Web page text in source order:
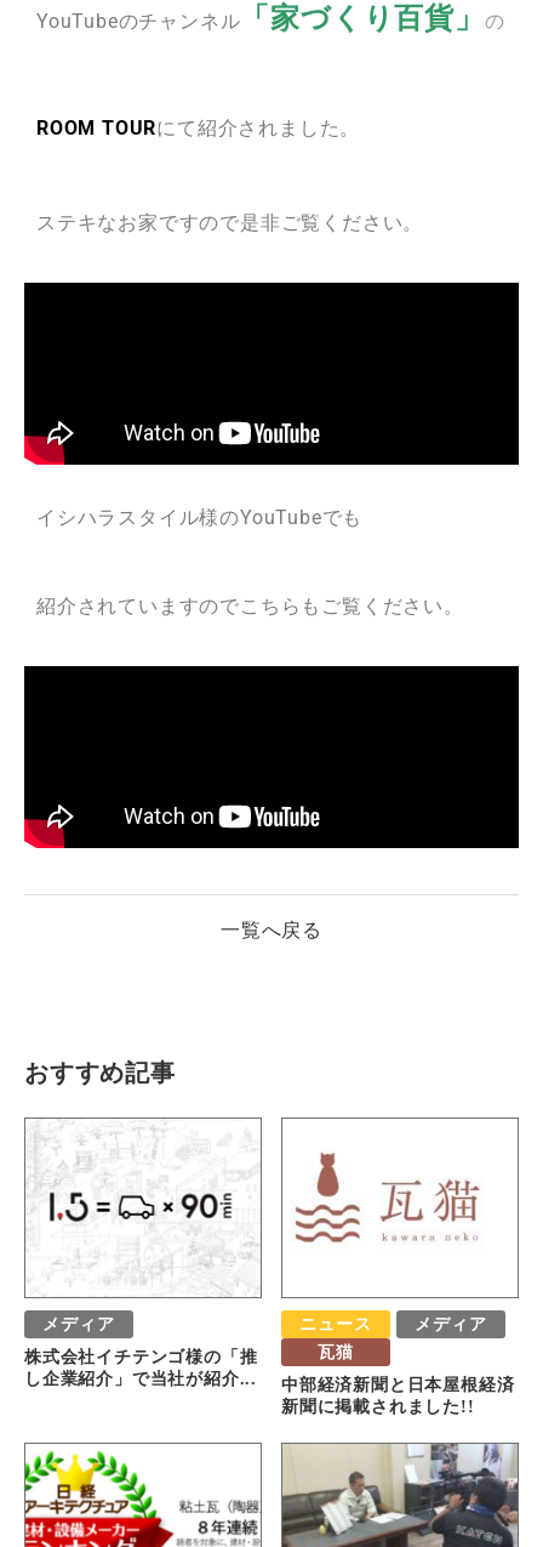
YouTubeのチャンネル 「家づくり百貨」 の
ROOM TOURにて紹介されました。
ステキなお家ですので是非ご覧ください。
イシハラスタイル様のYouTubeでも
紹介されていますのでこちらもご覧ください。
一覧へ戻る
おすすめ記事
メディア
株式会社イチテンゴ様の「推
し企業紹介」で当社が紹介...
ニュース
メディア
瓦猫
中部経済新聞と日本屋根経済
新聞に掲載されました!!